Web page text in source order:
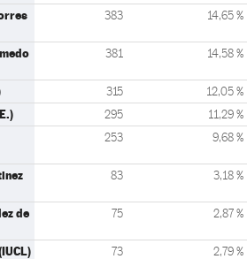
383 14,65 %
381 14,58 %
315 12,05 %
295 11,29 %
253 9,68 %
83 3,18 %
de
75 2,87 %
73 2,79 %